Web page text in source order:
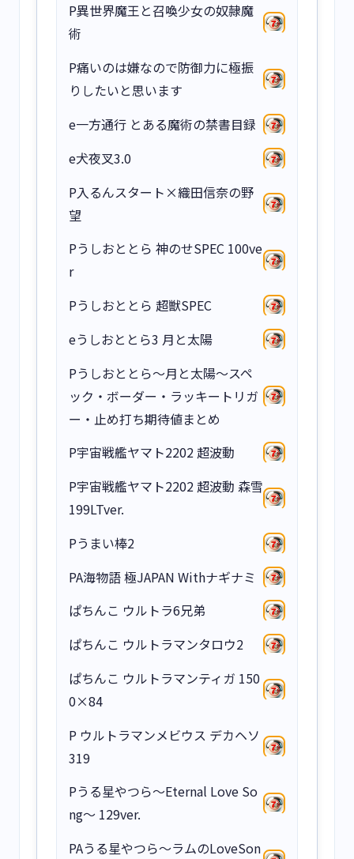
P異世界魔王と召喚少女の奴隷魔
術
P痛いのは嫌なので防御力に極振
りしたいと思います
e一方通行 とある魔術の禁書目録
e犬夜叉3.0
P入るんスタート×織田信奈の野
望
Pうしおととら 神のせSPEC 100ve
r
Pうしおととら 超獣SPEC
eうしおととら3 月と太陽
Pうしおととら～月と太陽～スペ
ック・ボーダー・ラッキートリガ
ー・止め打ち期待値まとめ
P宇宙戦艦ヤマト2202 超波動
P宇宙戦艦ヤマト2202 超波動 森雪
199LTver.
Pうまい棒2
PA海物語 極JAPAN Withナギナミ
ぱちんこ ウルトラ6兄弟
ぱちんこ ウルトラマンタロウ2
ぱちんこ ウルトラマンティガ 150
0×84
P ウルトラマンメビウス デカヘソ
319
Pうる星やつら～Eternal Love So
ng～ 129ver.
PAうる星やつら～ラムのLoveSon